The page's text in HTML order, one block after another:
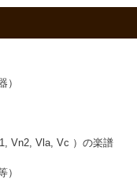
）
Vn2, Vla, Vc ）の楽譜
）